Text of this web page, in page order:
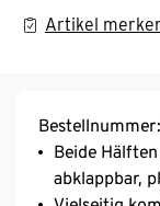
Artikel
Beide
abklappbar,